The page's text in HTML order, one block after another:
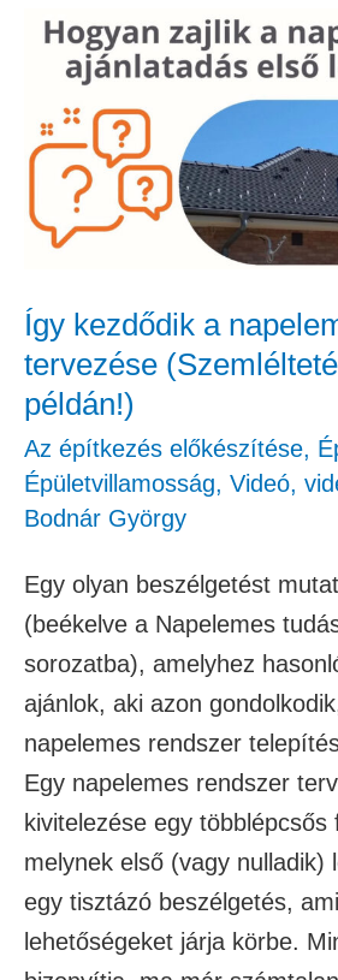
Így kezdődik a
tervezése
példán!)
Az építkezés előkészítése,
Épületvillamosság, Videó,
Bodnár György
Egy olyan beszélgetést
(beékelve a Napelemes
sorozatba), amelyhez
ajánlok, aki azon
napelemes rendszer
Egy napelemes rendszer
kivitelezése egy többlépcsős
melynek első (vagy nulladik)
egy tisztázó beszélgetés,
lehetőségeket járja körbe.
Így
kezdődik
napelemes
rendszer
tervezése
valós
példán!)